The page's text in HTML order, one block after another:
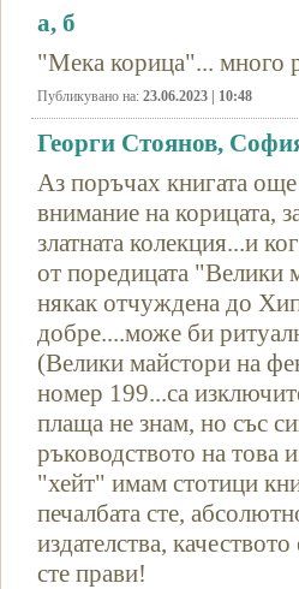
а, б
"Мека корица"... много
Публикувано на: 23.06.2023 | 10:48
Георги Стоянов,
Аз поръчах книгата
внимание на корицата,
златната колекция...и
от поредицата "Велики
някак отчуждена до
добре....може би
(Велики майстори на
номер 199...са
плаща не знам, но със
ръководството на това
"хейт" имам стотици
печалбата сте,
издателства,
сте прави!